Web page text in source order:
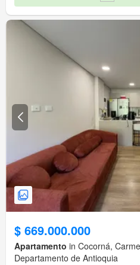
$ 669.000.000
Apartamento in Cocorná,
Departamento de Antioquia